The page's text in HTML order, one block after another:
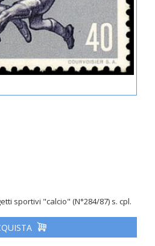
sportivi "calcio" (N°284/87) s. cpl.